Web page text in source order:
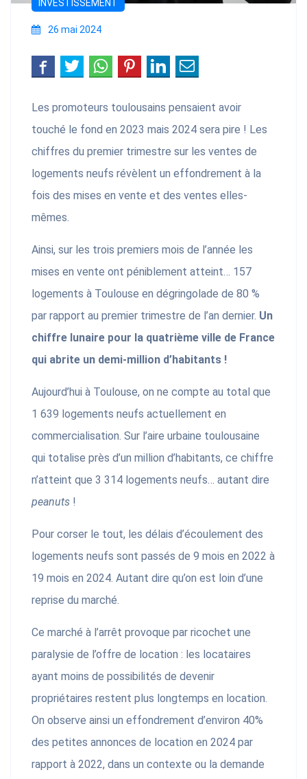
INVESTISSEMENT
26 mai 2024
Les promoteurs toulousains pensaient avoir
touché le fond en 2023 mais 2024 sera pire ! Les
chiffres du premier trimestre sur les ventes de
logements neufs révèlent un effondrement à la
fois des mises en vente et des ventes elles-
mêmes.
Ainsi, sur les trois premiers mois de l’année les
mises en vente ont péniblement atteint… 157
logements à Toulouse en dégringolade de 80 %
par rapport au premier trimestre de l’an dernier. Un
chiffre lunaire pour la quatrième ville de France
qui abrite un demi-million d’habitants !
Aujourd’hui à Toulouse, on ne compte au total que
1 639 logements neufs actuellement en
commercialisation. Sur l’aire urbaine toulousaine
qui totalise près d’un million d’habitants, ce chiffre
n’atteint que 3 314 logements neufs… autant dire
peanuts !
Pour corser le tout, les délais d’écoulement des
logements neufs sont passés de 9 mois en 2022 à
19 mois en 2024. Autant dire qu’on est loin d’une
reprise du marché.
Ce marché à l’arrêt provoque par ricochet une
paralysie de l’offre de location : les locataires
ayant moins de possibilités de devenir
propriétaires restent plus longtemps en location.
On observe ainsi un effondrement d’environ 40%
des petites annonces de location en 2024 par
rapport à 2022, dans un contexte ou la demande